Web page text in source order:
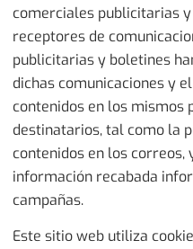
comerciales publicitarias
receptores de
publicitarias y boletines
dichas comunicaciones y
contenidos en los mismos
destinatarios, tal como la
contenidos en los
información recabada
campañas.
Este sitio web utiliza